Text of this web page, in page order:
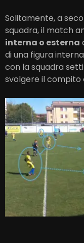
Solitamente, a
squadra, il match
interna o esterna
di una figura
con la squadra
svolgere il